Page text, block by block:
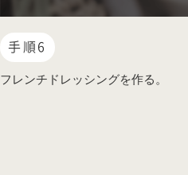
手順6
フレンチドレッシングを作る。